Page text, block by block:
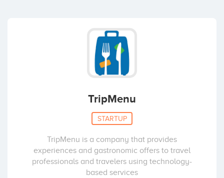
TripMenu
STARTUP
TripMenu is a company that provides
experiences and gastronomic offers to travel
professionals and travelers using technology-
based services